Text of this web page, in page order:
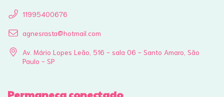
11995400676
agnesrasta@hotmail.com
Av. Mário Lopes Leão, 516 - sala 06 - Santo Amaro, São
Paulo - SP